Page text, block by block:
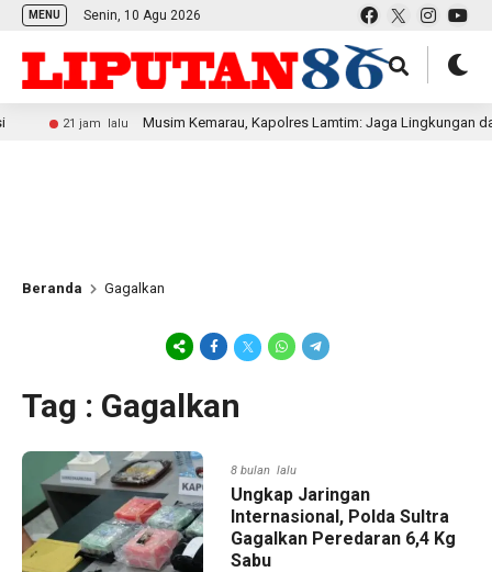
MENU Senin, 10 Agu 2026
21 jam lalu Musim Kemarau, Kapolres Lamtim: Jaga Lingkungan dan
Beranda Gagalkan
Tag : Gagalkan
8 bulan lalu
Ungkap Jaringan
Internasional, Polda Sultra
Gagalkan Peredaran 6,4 Kg
Sabu